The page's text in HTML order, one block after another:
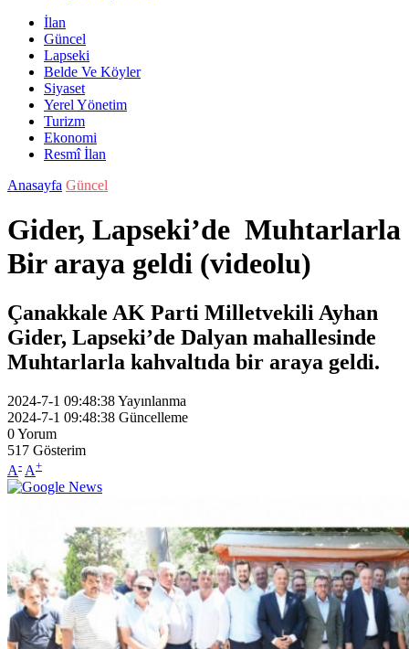
İlan
Güncel
Lapseki
Belde Ve Köyler
Siyaset
Yerel Yönetim
Turizm
Ekonomi
Resmî İlan
Anasayfa Güncel
Gider, Lapseki’de Muhtarlarla
Bir araya geldi (videolu)
Çanakkale AK Parti Milletvekili Ayhan
Gider, Lapseki’de Dalyan mahallesinde
Muhtarlarla kahvaltıda bir araya geldi.
2024-7-1 09:48:38Yayınlanma
2024-7-1 09:48:38 Güncelleme
0Yorum
517 Gösterim
A- A+